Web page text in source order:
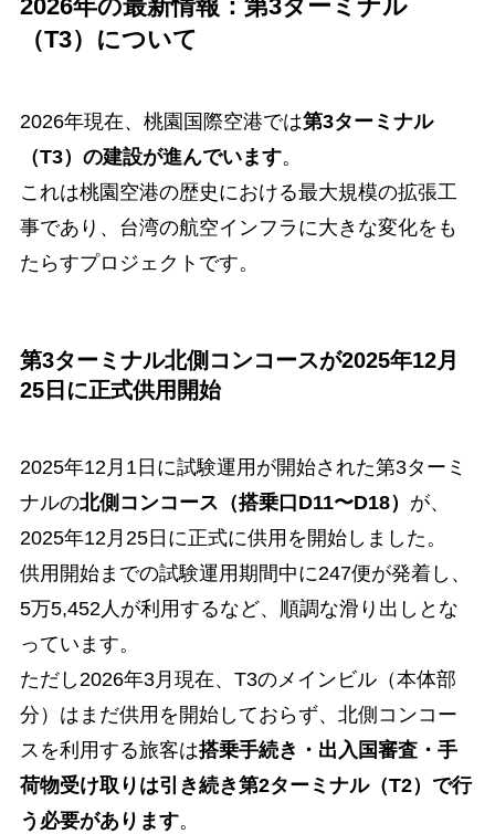
2026年の最新情報：第3ターミナル
（T3）について
2026年現在、桃園国際空港では第3ターミナル
（T3）の建設が進んでいます。
これは桃園空港の歴史における最大規模の拡張工
事であり、台湾の航空インフラに大きな変化をも
たらすプロジェクトです。
第3ターミナル北側コンコースが2025年12月
25日に正式供用開始
2025年12月1日に試験運用が開始された第3ターミ
ナルの北側コンコース（搭乗口D11〜D18） が、
2025年12月25日に正式に供用を開始しました。
供用開始までの試験運用期間中に247便が発着し、
5万5,452人が利用するなど、順調な滑り出しとな
っています。
ただし2026年3月現在、T3のメインビル（本体部
分）はまだ供用を開始しておらず、北側コンコー
スを利用する旅客は搭乗手続き・出入国審査・手
荷物受け取りは引き続き第2ターミナル（T2）で行
う必要があります。